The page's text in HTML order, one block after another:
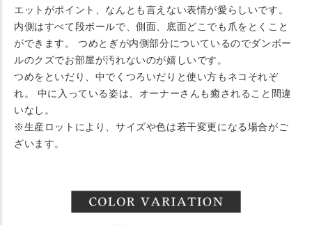
エットがポイント、なんとも言えない表情が愛らしいです。
内側はすべて段ボールで、側面、底面どこでも爪をとくこと
ができます。 つめとぎが内側部分についているのでダンボー
ルのクズでお部屋が汚れないのが嬉しいです。
つめをといだり、中でくつろいだりと使い方もネコそれぞ
れ。 中に入っている姿は、オーナーさんも癒されること間違
いなし。
※生産ロットにより、サイズや色は若干変更になる場合がご
ざいます。